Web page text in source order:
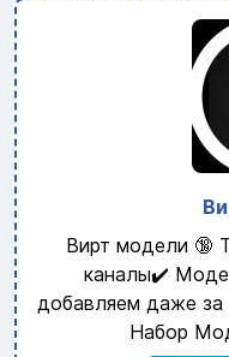
Вирт модели 🔞
каналы✔️
добавляем даже
Набор